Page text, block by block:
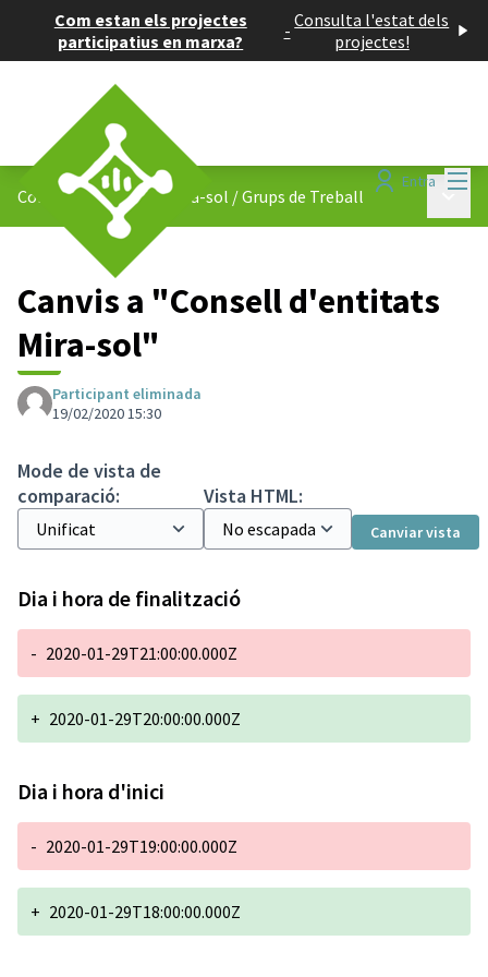
Com estan els projectes
participatius en marxa?
- Consulta l'estat dels
projectes!
Entra
Consell de Barris de Mira-sol /Grups de Treball
Canvis a "Consell d'entitats
Mira-sol"
Participant eliminada
19/02/2020 15:30
Mode de vista de
comparació:
Vista HTML:
Canviar vista
Dia i hora de finalització
- 2020-01-29T21:00:00.000Z
+ 2020-01-29T20:00:00.000Z
Dia i hora d'inici
- 2020-01-29T19:00:00.000Z
+ 2020-01-29T18:00:00.000Z